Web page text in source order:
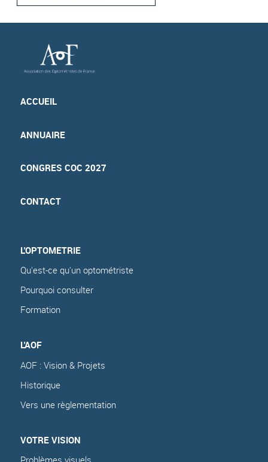
ACCUEIL
ANNUAIRE
CONGRES COC 2027
CONTACT
L'OPTOMETRIE
Qu'est-ce qu'un optométriste
Pourquoi consulter
Formation
L'AOF
AOF : Vision & Projets
Historique
Vers une règlementation
VOTRE VISION